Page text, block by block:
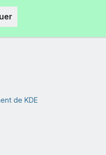
de KDE